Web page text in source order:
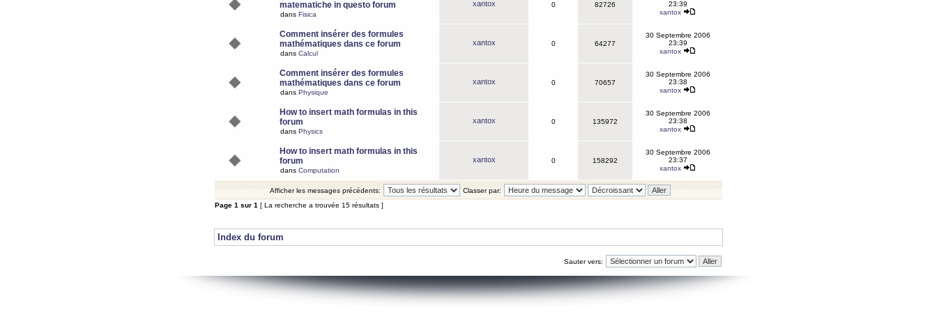
matematiche in questo forum
dans Fisica
xantox 0 82726
23:39
xantox
Comment insérer des formules
mathématiques dans ce forum
dans Calcul
xantox 0 64277
30 Septembre 2006
23:39
xantox
Comment insérer des formules
mathématiques dans ce forum
dans Physique
xantox 0 70657
30 Septembre 2006
23:38
xantox
How to insert math formulas in this
forum
dans Physics
xantox 0 135972
30 Septembre 2006
23:38
xantox
How to insert math formulas in this
forum
dans Computation
xantox 0 158292
30 Septembre 2006
23:37
xantox
Afficher les messages précédents:
Classer par:
Page 1 sur 1 [ La recherche a trouvée 15 résultats ]
Index du forum
Sauter vers: